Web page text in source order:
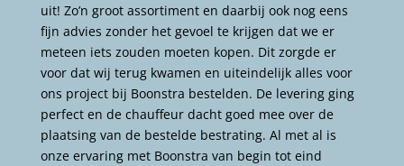
uit! Zo’n groot assortiment en daarbij ook nog eens
fijn advies zonder het gevoel te krijgen dat we er
meteen iets zouden moeten kopen. Dit zorgde er
voor dat wij terug kwamen en uiteindelijk alles voor
ons project bij Boonstra bestelden. De levering ging
perfect en de chauffeur dacht goed mee over de
plaatsing van de bestelde bestrating. Al met al is
onze ervaring met Boonstra van begin tot eind